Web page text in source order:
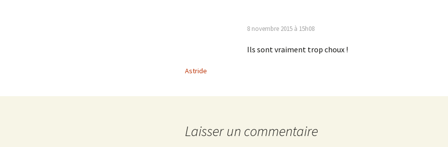
Astride
8 novembre 2015 à 15h08
Ils sont vraiment trop choux !
Laisser un commentaire